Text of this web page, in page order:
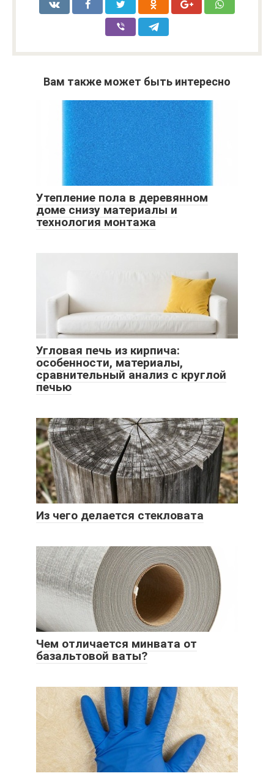
Вам также может быть интересно
Утепление пола в деревянном
доме снизу материалы и
технология монтажа
Угловая печь из кирпича:
особенности, материалы,
сравнительный анализ с круглой
печью
Из чего делается стекловата
Чем отличается минвата от
базальтовой ваты?